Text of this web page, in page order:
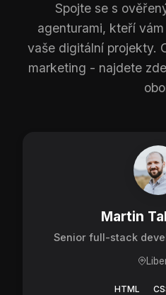
Spojte se s
agenturami, kteří
vaše digitální projekty.
marketing - najdete
Martin
Senior full-stack
HTML